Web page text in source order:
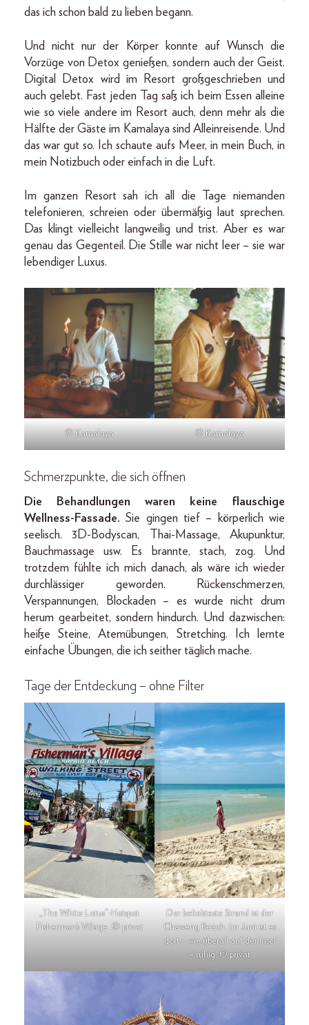
das ich schon bald zu lieben begann.
Und nicht nur der Körper konnte auf Wunsch die
Vorzüge von Detox genießen, sondern auch der Geist.
Digital Detox wird im Resort großgeschrieben und
auch gelebt. Fast jeden Tag saß ich beim Essen alleine
wie so viele andere im Resort auch, denn mehr als die
Hälfte der Gäste im Kamalaya sind Alleinreisende. Und
das war gut so. Ich schaute aufs Meer, in mein Buch, in
mein Notizbuch oder einfach in die Luft.
Im ganzen Resort sah ich all die Tage niemanden
telefonieren, schreien oder übermäßig laut sprechen.
Das klingt vielleicht langweilig und trist. Aber es war
genau das Gegenteil. Die Stille war nicht leer – sie war
lebendiger Luxus.
© Kamalaya © Kamalaya
Schmerzpunkte, die sich öffnen
Die Behandlungen waren keine flauschige
Wellness-Fassade.Sie gingen tief – körperlich wie
seelisch. 3D-Body­scan, Thai-Massage, Akupunktur,
Bauchmassage usw. Es brannte, stach, zog. Und
trotzdem fühlte ich mich danach, als wäre ich wieder
durchlässiger geworden. Rückenschmerzen,
Verspannungen, Blockaden – es wurde nicht drum
herum gearbeitet, sondern hindurch. Und dazwischen:
heiße Steine, Atemübungen, Stretching. Ich lernte
einfache Übungen, die ich seither täglich mache.
Tage der Entdeckung – ohne Filter
„The White Lotus“-Hotspot
Fisherman’s Village. © privat
Der beliebteste Strand ist der
Chaweng Beach. Im Juni ist es
dort – wie überall auf der Insel
– ruhig. © privat